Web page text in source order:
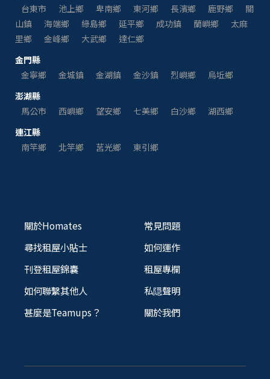
台東市
池上鄉 卑南鄉 東河鄉 長濱鄉 鹿野鄉
關
山鎮
海端鄉 綠島鄉 延平鄉 成功鎮 蘭嶼鄉
太麻
里鄉
金峰鄉 大武鄉
達仁鄉
金門縣
金寧鄉
金城鎮 金湖鎮 金沙鎮 烈嶼鄉
烏坵鄉
澎湖縣
馬公市
西嶼鄉 望安鄉 七美鄉 白沙鄉
湖西鄉
連江縣
南竿鄉
北竿鄉 莒光鄉 東引鄉
關於Homates
尋找租屋小貼士
刊登租屋錦囊
如何聯繫其他人
甚麼是Teamups？
常見問題
如何運作
租屋專欄
私隠聲明
關於我們